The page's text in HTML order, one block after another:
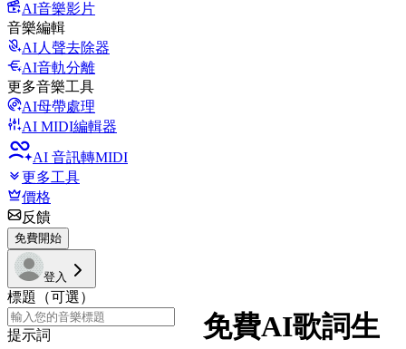
AI音樂影片
音樂編輯
AI人聲去除器
AI音軌分離
更多音樂工具
AI母帶處理
AI MIDI編輯器
AI 音訊轉MIDI
更多工具
價格
反饋
免費開始
登入
標題（可選）
提示詞
免費AI歌詞生